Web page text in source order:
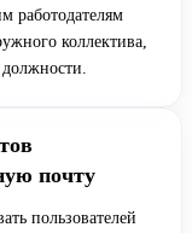
работодателям
коллектива,
почту
пользователей